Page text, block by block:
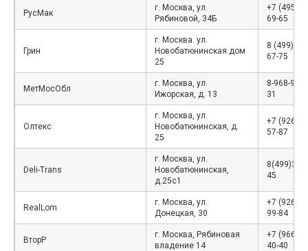
РусМак
г. Москва, ул.
Рябиновой, 34Б
+7 (495)
69-65
Грин
г. Москва. ул.
Новобатюнинская.дом
25
8 (499)
67-75
МетМосОбл
г. Москва, ул.
Ижорская, д. 13
8-968-
31
Олтекс
г. Москва, ул.
Новобатюнинская, д.
25
+7
57-87
Deli-Trans
г. Москва, ул.
Новобатюнинская,
д.25с1
45
RealLom
г. Москва, ул.
Донецкая, 30
+7 (926)
99-84
ВторР
г. Москва, Рябиновая
владение 14
+7 (966)
40-40